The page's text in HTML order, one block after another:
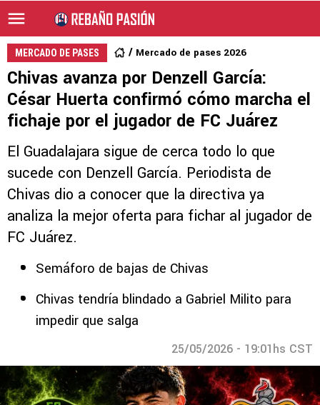
MERCADO DE PASES Mercado de pases 2026
Chivas avanza por Denzell García:
César Huerta confirmó cómo marcha el
fichaje por el jugador de FC Juárez
El Guadalajara sigue de cerca todo lo que
sucede con Denzell García. Periodista de
Chivas dio a conocer que la directiva ya
analiza la mejor oferta para fichar al jugador de
FC Juárez.
Semáforo de bajas de Chivas
Chivas tendría blindado a Gabriel Milito para
impedir que salga
25/05/2026 - 19:01hs CST